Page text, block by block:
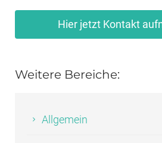
Hier jetzt Kontakt
Weitere Bereiche:
Allgemein